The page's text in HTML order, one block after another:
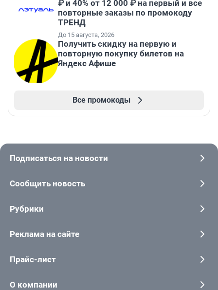
₽ и 40% от 12 000 ₽ на первый и все
повторные заказы по промокоду
ТРЕНД
До 15 августа, 2026
Получить скидку на первую и
повторную покупку билетов на
Яндекс Афише
Все промокоды
Подписаться на новости
Сообщить новость
Рубрики
Реклама на сайте
Прайс-лист
О компании